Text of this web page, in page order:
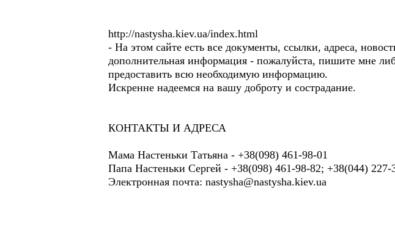
http://nastysha.kiev.ua/index.html
- На этом сайте есть все документы, ссылки, адреса,
дополнительная информация - пожалуйста, пишите мне
предоставить всю необходимую информацию.
Искренне надеемся на вашу доброту и сострадание.
КОНТАКТЫ И АДРЕСА
Мама Настеньки Татьяна - +38(098) 461-98-01
Папа Настеньки Сергей - +38(098) 461-98-82; +38(044) 227-
Электронная почта: nastysha@nastysha.kiev.ua